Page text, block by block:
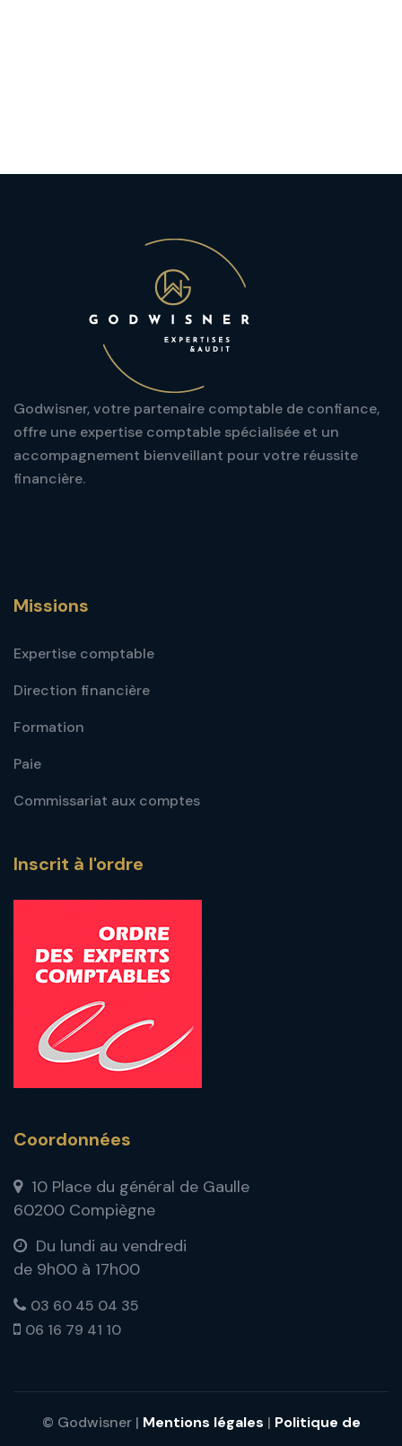
Godwisner, votre partenaire comptable de confiance,
offre une expertise comptable spécialisée et un
accompagnement bienveillant pour votre réussite
financière.
Missions
Expertise comptable
Direction financière
Formation
Paie
Commissariat aux comptes
Inscrit à l'ordre
Coordonnées
10 Place du général de Gaulle
60200 Compiègne
Du lundi au vendredi
de 9h00 à 17h00
03 60 45 04 35
06 16 79 41 10
© Godwisner | Mentions légales | Politique de